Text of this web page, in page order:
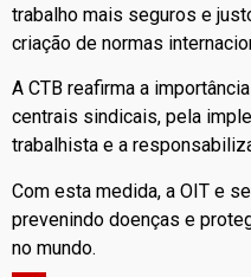
trabalho mais seguros e
criação de normas
A CTB reafirma a
centrais sindicais, pela
trabalhista e a
Com esta medida, a OIT e
prevenindo doenças e
no mundo.